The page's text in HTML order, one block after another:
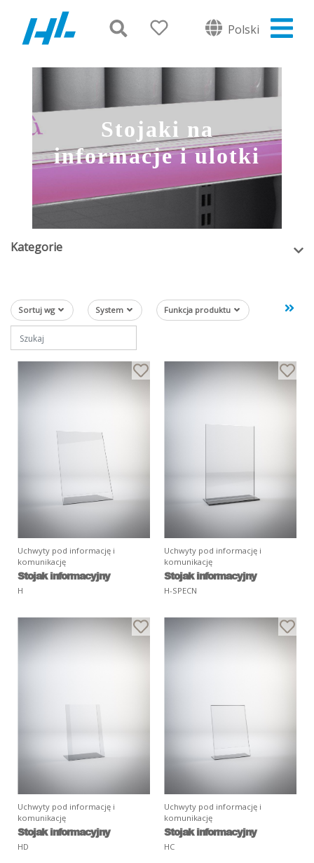
Polski
Stojaki na
informacje i ulotki
Kategorie
Sortuj wg System Funkcja produktu
Uchwyty pod informację i
komunikację
Stojak informacyjny
H
Uchwyty pod informację i
komunikację
Stojak informacyjny
H-SPECN
Uchwyty pod informację i
komunikację
Stojak informacyjny
HD
Uchwyty pod informację i
komunikację
Stojak informacyjny
HC